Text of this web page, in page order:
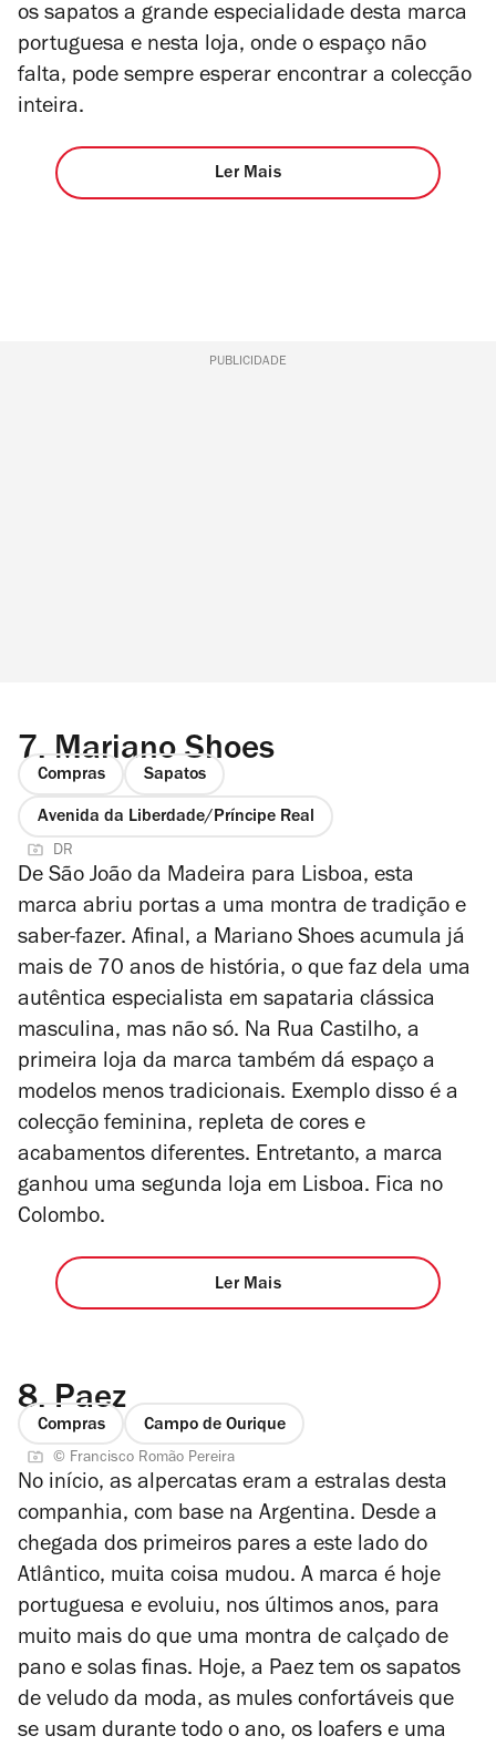
os sapatos a grande especialidade desta marca
portuguesa e nesta loja, onde o espaço não
falta, pode sempre esperar encontrar a colecção
inteira.
Ler Mais
PUBLICIDADE
7. Mariano Shoes
Compras Sapatos
Avenida da Liberdade/Príncipe Real
DR
De São João da Madeira para Lisboa, esta
marca abriu portas a uma montra de tradição e
saber-fazer. Afinal, a Mariano Shoes acumula já
mais de 70 anos de história, o que faz dela uma
autêntica especialista em sapataria clássica
masculina, mas não só. Na Rua Castilho, a
primeira loja da marca também dá espaço a
modelos menos tradicionais. Exemplo disso é a
colecção feminina, repleta de cores e
acabamentos diferentes. Entretanto, a marca
ganhou uma segunda loja em Lisboa. Fica no
Colombo.
Ler Mais
8. Paez
Compras Campo de Ourique
© Francisco Romão Pereira
No início, as alpercatas eram a estralas desta
companhia, com base na Argentina. Desde a
chegada dos primeiros pares a este lado do
Atlântico, muita coisa mudou. A marca é hoje
portuguesa e evoluiu, nos últimos anos, para
muito mais do que uma montra de calçado de
pano e solas finas. Hoje, a Paez tem os sapatos
de veludo da moda, as mules confortáveis que
se usam durante todo o ano, os loafers e uma